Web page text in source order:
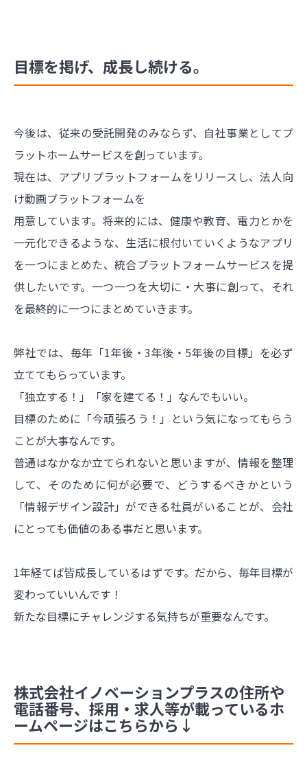
目標を掲げ、成長し続ける。
今後は、従来の受託開発のみならず、自社事業としてプ
ラットホームサービスを創っています。
現在は、アプリプラットフォームをリリースし、法人向
け動画プラットフォームを
用意しています。将来的には、健康や教育、電力とかを
一元化できるような、生活に根付いていくようなアプリ
を一つにまとめた、統合プラットフォームサービスを提
供したいです。一つ一つを大切に・大事に創って、それ
を最終的に一つにまとめていきます。
弊社では、毎年「1年後・3年後・5年後の目標」を必ず
立ててもらっています。
「独立する！」「家を建てる！」なんでもいい。
目標のために「今頑張ろう！」という気になってもらう
ことが大事なんです。
普通はなかなか立てられないと思いますが、情報を整理
して、そのために何が必要で、どうするべきかという
「情報デザイン設計」ができる社員がいることが、会社
にとっても価値のある事だと思います。
1年経てば皆成長しているはずです。だから、毎年目標が
変わっていいんです！
新たな目標にチャレンジする気持ちが重要なんです。
株式会社イノベーションプラスの住所や
電話番号、採用・求人等が載っているホ
ームページはこちらから↓